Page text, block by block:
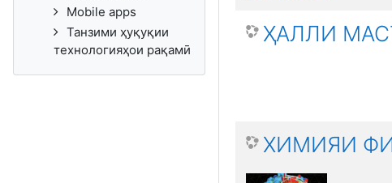
ҲАЛЛИ
ХИМИЯИ
Mobile apps
Танзими ҳуқуқии
технологияҳои рақамӣ